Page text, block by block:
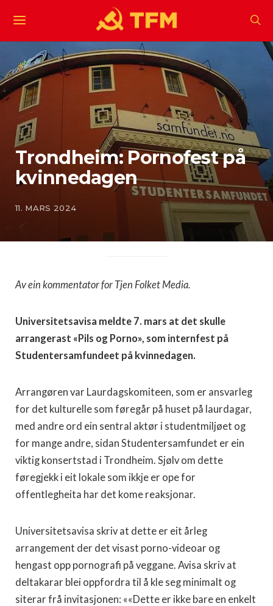
Trondheim: Pornofest på
kvinnedagen
11. MARS 2024
Av ein kommentator for Tjen Folket Media.
Universitetsavisa meldte 7. mars at det skulle
arrangerast «Pils og Porno», som internfest på
Studentersamfundeet på kvinnedagen.
Arrangøren var Laurdagskomiteen, som er ansvarleg
for det kulturelle som føregår på huset på laurdagar,
med andre ord ein sentral aktør i studentmiljøet og
for mange andre, sidan Studentersamfundet er ein
viktig konsertstad i Trondheim. Sjølv om dette
føregjekk i eit lokale som ikkje er ope for
offentlegheita har det kome reaksjonar.
Universitetsavisa skriv at dette er eit årleg
arrangement der det visast porno-videoar og
hengast opp pornografi på veggane. Avisa skriv at
deltakarar blei oppfordra til å kle seg minimalt og
siterar frå invitasjonen: ««Dette er ikke bare en enkelt